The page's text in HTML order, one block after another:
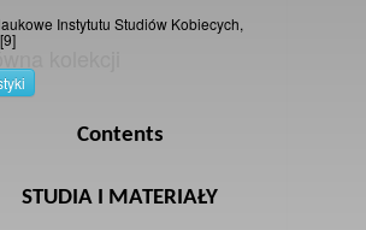
Instytutu Studiów Kobiecych,
kolekcji
Contents
STUDIA I MATERIAŁY